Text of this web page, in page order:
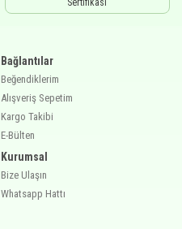
Sertifikası
Bağlantılar
Beğendiklerim
Alışveriş Sepetim
Kargo Takibi
E-Bülten
Kurumsal
Bize Ulaşın
Whatsapp Hattı